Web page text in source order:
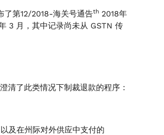
了第12/2018-海关号通告th 2018年
3 月，其中记录尚未从 GSTN 传
清了此类情况下制裁退款的程序：
及在州际对外供应中支付的